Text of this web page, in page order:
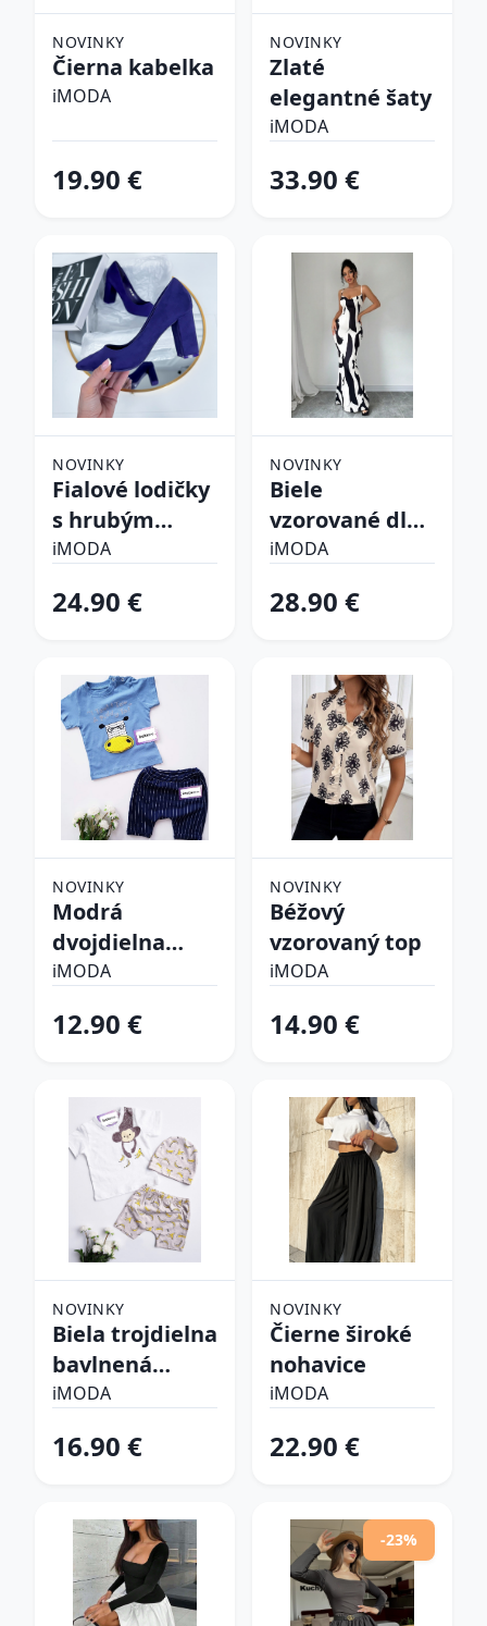
NOVINKY
Čierna kabelka
iMODA
19.90 €
NOVINKY
Zlaté
elegantné šaty
iMODA
33.90 €
NOVINKY
Fialové lodičky
s hrubým
opätkom
iMODA
24.90 €
NOVINKY
Biele
vzorované dlhé
šaty
iMODA
28.90 €
NOVINKY
Modrá
dvojdielna
bavlnená
iMODA
12.90 €
NOVINKY
Béžový
vzorovaný top
iMODA
14.90 €
NOVINKY
Biela trojdielna
bavlnená
súprava
iMODA
16.90 €
NOVINKY
Čierne široké
nohavice
iMODA
22.90 €
-23%